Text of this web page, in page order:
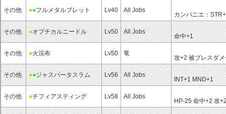
その他 ●●フルメタルブレット Lv40 All Jobs
カンパニエ：
その他 ●オプチカルニードル Lv50 All Jobs
命中+1
その他 ●火浣布 Lv50 竜
攻+2 被ブレスダ
その他 ●●ジャスパータスラム Lv56 All Jobs
INT+1 MND+1
その他 ●チフィアスティング Lv58 All Jobs
HP-25 命中+2 攻